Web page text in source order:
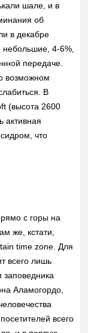
шале, и в
об
в декабре
небольшие, 4-6%,
передаче.
возможном
В
(высота 2600
активная
что
с горы на
же, кстати,
time zone. Для
всего лишь
Аламогордо,
всего